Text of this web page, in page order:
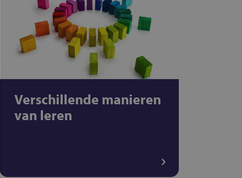
Verschillende manieren
van leren